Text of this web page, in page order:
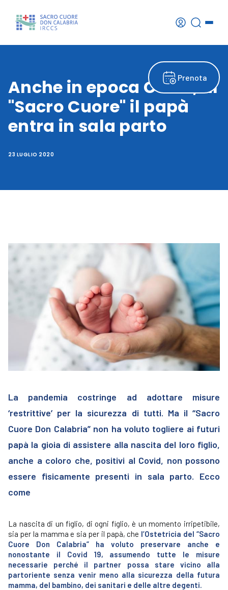
Prenota
Anche in epoca Covid, al
"Sacro Cuore" il papà
entra in sala parto
23 LUGLIO 2020
La pandemia costringe ad adottare misure
‘restrittive’ per la sicurezza di tutti. Ma il “Sacro
Cuore Don Calabria” non ha voluto togliere ai futuri
papà la gioia di assistere alla nascita del loro figlio,
anche a coloro che, positivi al Covid, non possono
essere fisicamente presenti in sala parto. Ecco
come
La nascita di un figlio, di ogni figlio, è un momento irripetibile,
sia per la mamma e sia per il papà, che l’Ostetricia del “Sacro
Cuore Don Calabria” ha voluto preservare anche e
nonostante il Covid 19, assumendo tutte le misure
necessarie perché il partner possa stare vicino alla
partoriente senza venir meno alla sicurezza della futura
mamma, del bambino, dei sanitari e delle altre degenti.